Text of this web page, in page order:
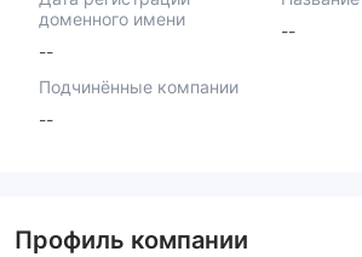
доменного имени
--
--
Подчинённые компании
--
Профиль компании